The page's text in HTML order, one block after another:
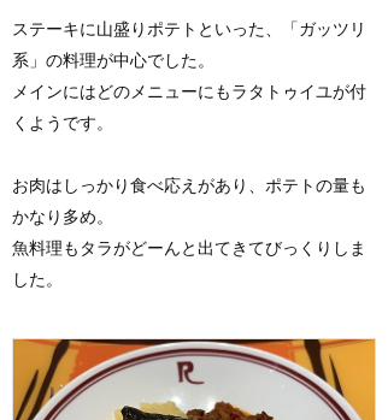
ステーキに山盛りポテトといった、「ガッツリ
系」の料理が中心でした。
メインにはどのメニューにもラタトゥイユが付
くようです。
お肉はしっかり食べ応えがあり、ポテトの量も
かなり多め。
魚料理もタラがどーんと出てきてびっくりしま
した。